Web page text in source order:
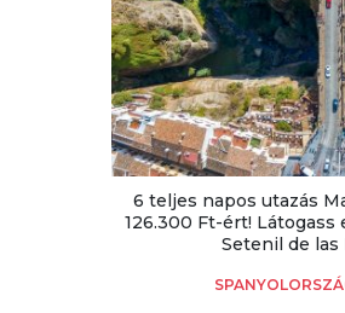
6 teljes napos utazás
126.300 Ft-ért! Látogass
Setenil de las